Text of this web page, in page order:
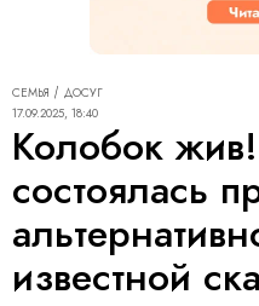
СЕМЬЯ
ДОСУГ
17.09.2025, 18:40
Колобок
состоялась
известной